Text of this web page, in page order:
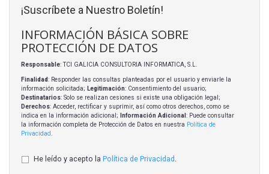
¡Suscríbete a Nuestro Boletín!
INFORMACIÓN BÁSICA SOBRE
PROTECCIÓN DE DATOS
Responsable: TCI GALICIA CONSULTORIA INFORMATICA, S.L.
Finalidad: Responder las consultas planteadas por el usuario y enviarle la
información solicitada; Legitimación: Consentimiento del usuario;
Destinatarios: Solo se realizan cesiones si existe una obligación legal;
Derechos: Acceder, rectificar y suprimir, así como otros derechos, como se
indica en la información adicional;
Información Adicional : Puede consultar
la información completa de Protección de Datos en nuestra Política de
Privacidad
He leído y acepto la Política de Privacidad